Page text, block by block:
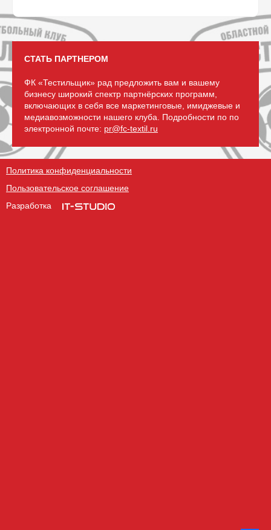
СТАТЬ ПАРТНЕРОМ
ФК «Тестильщик» рад предложить вам и вашему
бизнесу широкий спектр партнёрских программ,
включающих в себя все маркетинговые, имиджевые и
медиавозможности нашего клуба. Подробности по по
электронной почте: pr@fc-textil.ru
Политика конфиденциальности
Пользовательское соглашение
Разработка